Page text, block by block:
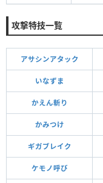
攻撃特技一覧
アサシンアタック
いなずま
かえん斬り
かみつけ
ギガブレイク
ケモノ呼び